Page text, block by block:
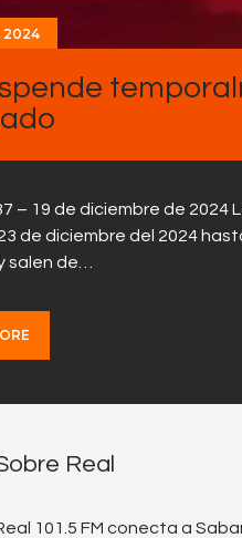
2024
– 19 de diciembre de 2024
de diciembre del 2024
salen de…
Real
101.5 FM conecta a